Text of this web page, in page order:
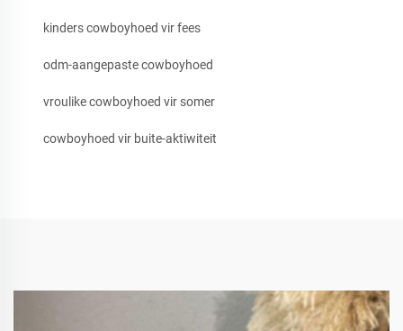
kinders cowboyhoed vir fees
odm-aangepaste cowboyhoed
vroulike cowboyhoed vir somer
cowboyhoed vir buite-aktiwiteit